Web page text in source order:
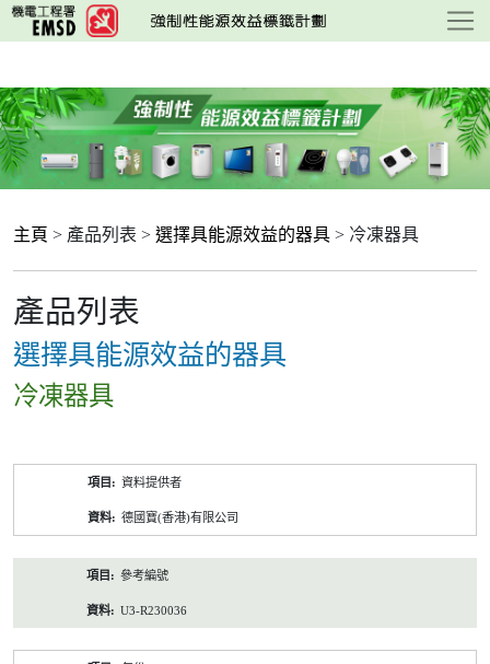
跳
至
要
內
容
主頁 > 產品列表 > 選擇具能源效益的器具 > 冷凍器具
產品列表
選擇具能源效益的器具
冷凍器具
資料提供者
德國寶(香港)有限公司
參考編號
U3-R230036